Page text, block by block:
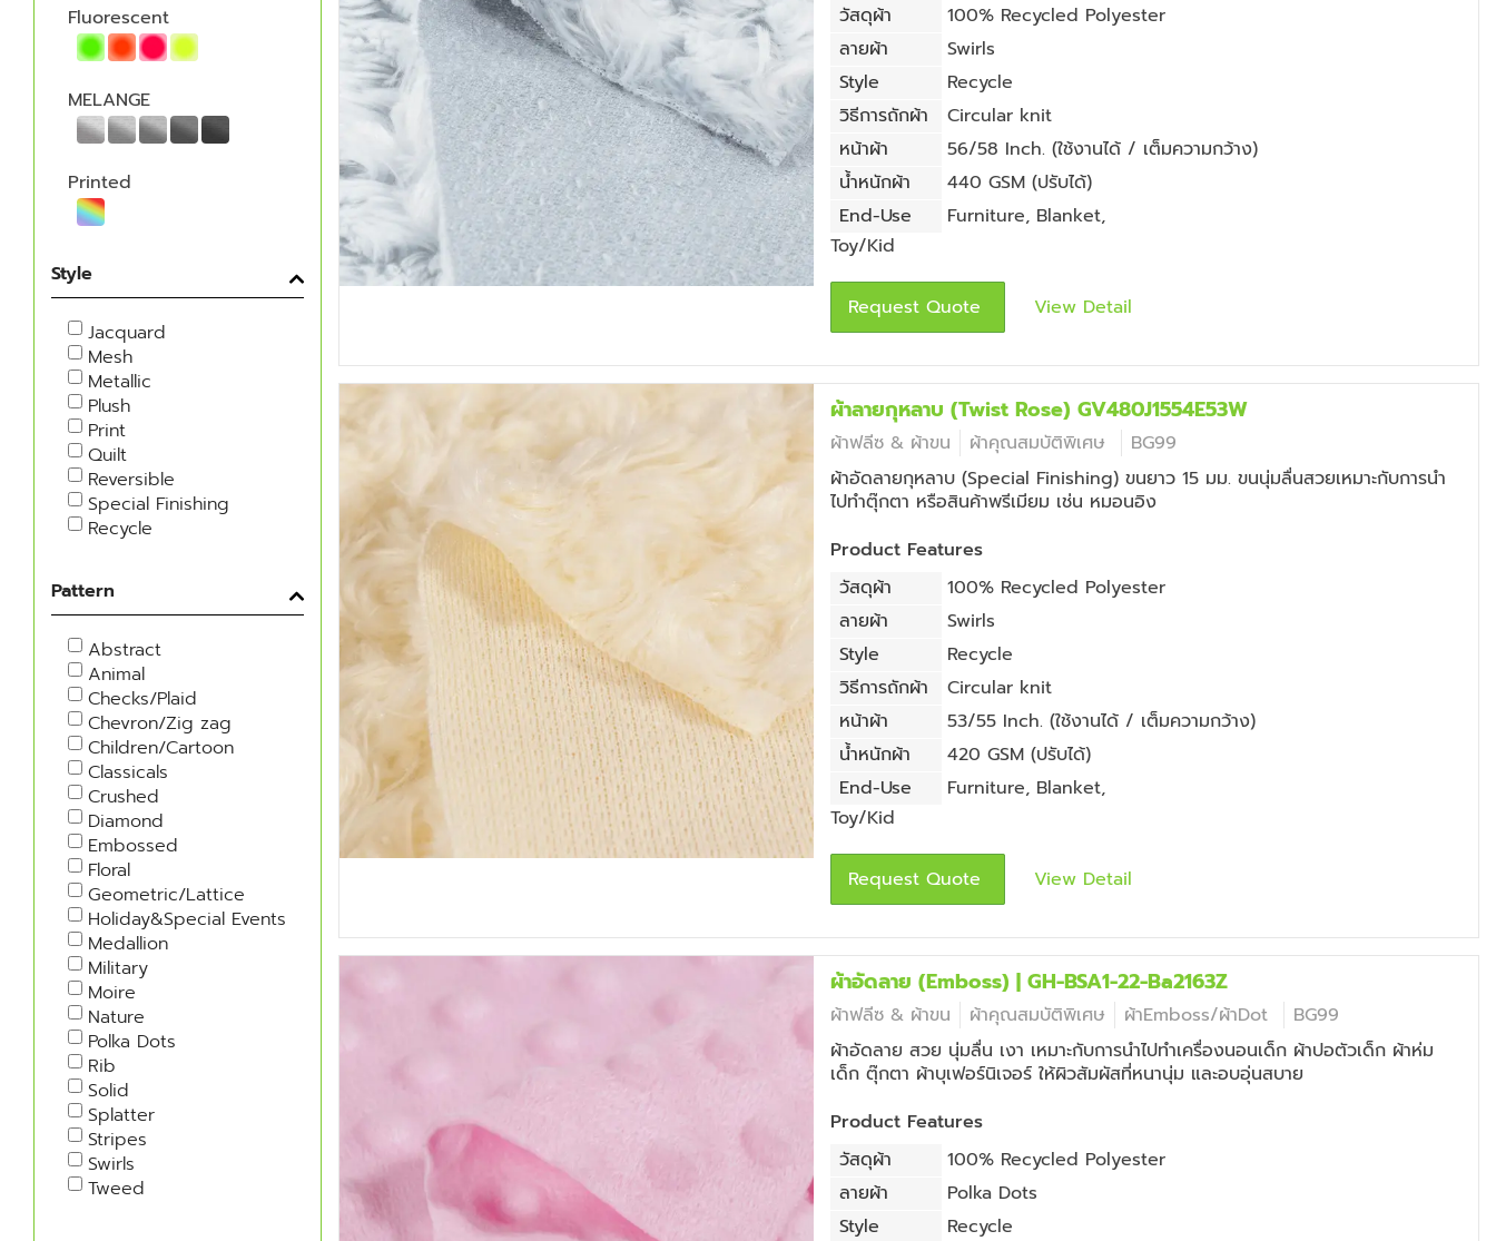
Fluorescent
MELANGE
Printed
Style
Jacquard
Mesh
Metallic
Plush
Print
Quilt
Reversible
Special Finishing
Recycle
Pattern
Abstract
Animal
Checks/Plaid
Chevron/Zig zag
Children/Cartoon
Classicals
Crushed
Diamond
Embossed
Floral
Geometric/Lattice
Holiday&Special Events
Medallion
Military
Moire
Nature
Polka Dots
Rib
Solid
Splatter
Stripes
Swirls
Tweed
วัสดุผ้า
100% Recycled Polyester
ลายผ้า
Swirls
Style
Recycle
วิธีการถักผ้า
Circular knit
หน้าผ้า
56/58 Inch. (ใช้งานได้ / เต็มความกว้าง)
น้ำหนักผ้า
440 GSM (ปรับได้)
End-Use
Furniture, Blanket,
Toy/Kid
Request Quote View Detail
ผ้าลายกุหลาบ (Twist Rose) GV480J1554E53W
ผ้าฟลีซ & ผ้าขน ผ้าคุณสมบัติพิเศษ
BG99
ผ้าอัดลายกุหลาบ (Special Finishing) ขนยาว 15 มม. ขนนุ่มลื่นสวยเหมาะกับการนำ
ไปทำตุ๊กตา หรือสินค้าพรีเมียม เช่น หมอนอิง
Product Features
วัสดุผ้า
100% Recycled Polyester
ลายผ้า
Swirls
Style
Recycle
วิธีการถักผ้า
Circular knit
หน้าผ้า
53/55 Inch. (ใช้งานได้ / เต็มความกว้าง)
น้ำหนักผ้า
420 GSM (ปรับได้)
End-Use
Furniture, Blanket,
Toy/Kid
Request Quote View Detail
ผ้าอัดลาย (Emboss) | GH-BSA1-22-Ba2163Z
ผ้าฟลีซ & ผ้าขน ผ้าคุณสมบัติพิเศษ ผ้าEmboss/ผ้าDot
BG99
ผ้าอัดลาย สวย นุ่มลื่น เงา เหมาะกับการนำไปทำเครื่องนอนเด็ก ผ้าปอตัวเด็ก ผ้าห่ม
เด็ก ตุ๊กตา ผ้าบุเฟอร์นิเจอร์ ให้ผิวสัมผัสที่หนานุ่ม และอบอุ่นสบาย
Product Features
วัสดุผ้า
100% Recycled Polyester
ลายผ้า
Polka Dots
Style
Recycle